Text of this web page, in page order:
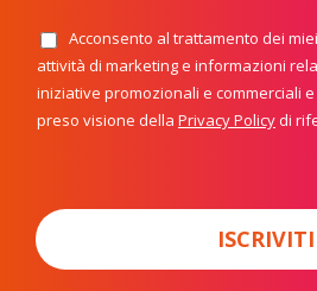
a
c
y
o
y
*
N
e
s
l
r
Acconsento al trattamento dei
attività di marketing e informazioni
iniziative promozionali e commerciali
preso visione della Privacy Policydi
ISCRIVITI